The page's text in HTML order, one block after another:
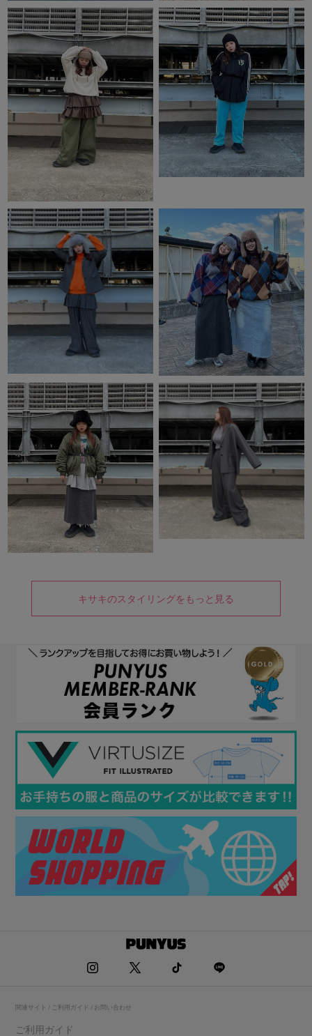
キサキのスタイリングをもっと見る
関連サイト / ご利用ガイド / お問い合わせ
ご利用ガイド